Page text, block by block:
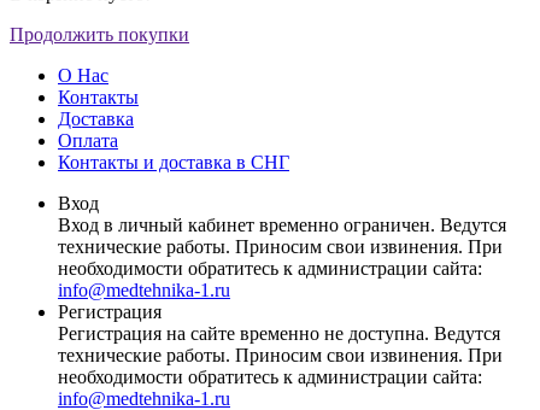
Продолжить покупки
О Нас
Контакты
Доставка
Оплата
Контакты и доставка в СНГ
Вход
Вход в личный кабинет временно ограничен. Ведутся
технические работы. Приносим свои извинения. При
необходимости обратитесь к администрации сайта:
info@medtehnika-1.ru
Регистрация
Регистрация на сайте временно не доступна. Ведутся
технические работы. Приносим свои извинения. При
необходимости обратитесь к администрации сайта:
info@medtehnika-1.ru